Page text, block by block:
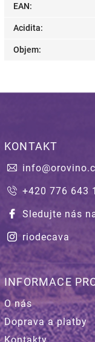
EAN:
Acidita:
Objem:
KONTAKT
info@
+420 776 643
Sledujte nás
riodecava
INFORMACE
O nás
Doprava a platby